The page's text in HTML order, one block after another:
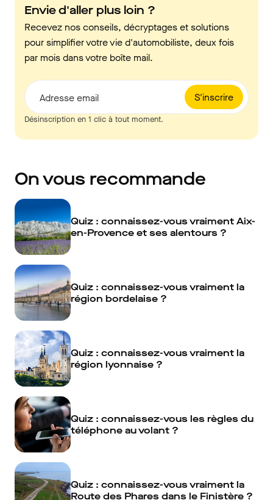
Envie d'aller plus loin ?
Recevez nos conseils, décryptages et solutions
pour simplifier votre vie d'automobiliste, deux fois
par mois dans votre boîte mail.
S'inscrire
Adresse email
Désinscription en 1 clic à tout moment.
On vous recommande
Quiz : connaissez-vous vraiment Aix-
en-Provence et ses alentours ?
Quiz : connaissez-vous vraiment la
région bordelaise ?
Quiz : connaissez-vous vraiment la
région lyonnaise ?
Quiz : connaissez-vous les règles du
téléphone au volant ?
Quiz : connaissez-vous vraiment la
Route des Phares dans le Finistère ?